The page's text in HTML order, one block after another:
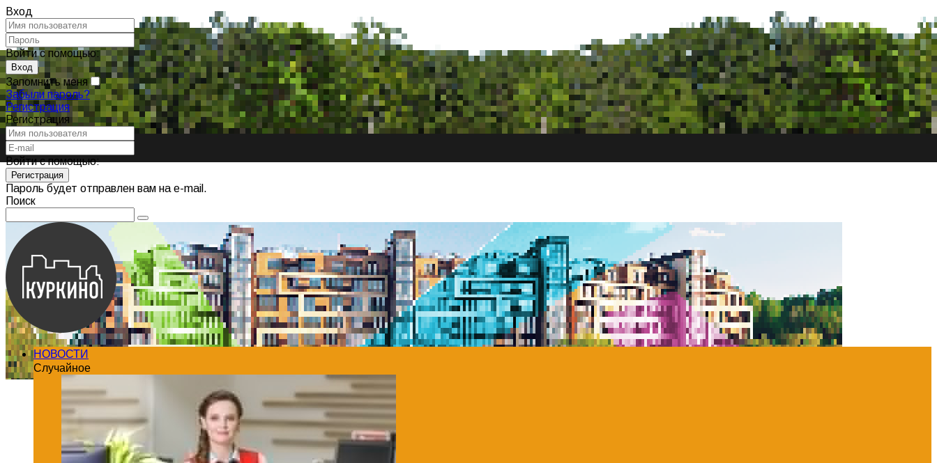
Вход
Войти с помощью:
Запомнить меня
Забыли пароль?
Регистрация
Регистрация
Войти с помощью:
Пароль будет отправлен вам на e-mail.
Поиск
НОВОСТИ
Случайное